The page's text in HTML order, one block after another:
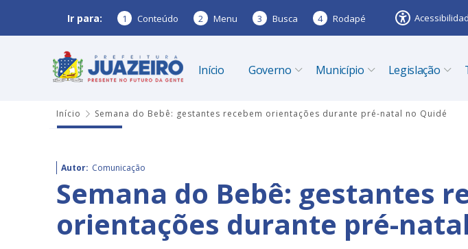
Ir para: 1 Conteúdo 2 Menu 3 Busca 4 Rodapé
Início Governo Município Legislação
Início Semana do Bebê: gestantes recebem orientações durante pré-natal no Quidé
Autor: Comunicação
Semana do Bebê: gestantes
orientações durante pré-